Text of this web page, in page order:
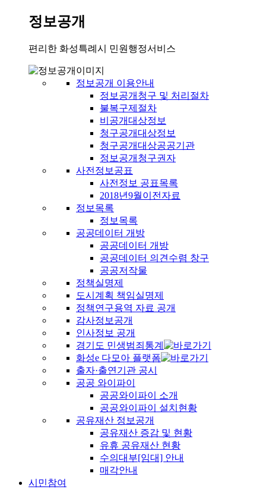
정보공개
편리한 화성특례시 민원행정서비스
정보공개 이용안내
정보공개청구 및 처리절차
불복구제절차
비공개대상정보
청구공개대상정보
청구공개대상공공기관
정보공개청구권자
사전정보공표
사전정보 공표목록
2018년9월이전자료
정보목록
정보목록
공공데이터 개방
공공데이터 개방
공공데이터 의견수렴 창구
공공저작물
정책실명제
도시계획 책임실명제
정책연구용역 자료 공개
감사정보공개
인사정보 공개
경기도 민생범죄통계
화성e 다모아 플랫폼
출자·출연기관 공시
공공 와이파이
공공와이파이 소개
공공와이파이 설치현황
공유재산 정보공개
공유재산 증감 및 현황
유휴 공유재산 현황
수의대부[임대] 안내
매각안내
시민참여